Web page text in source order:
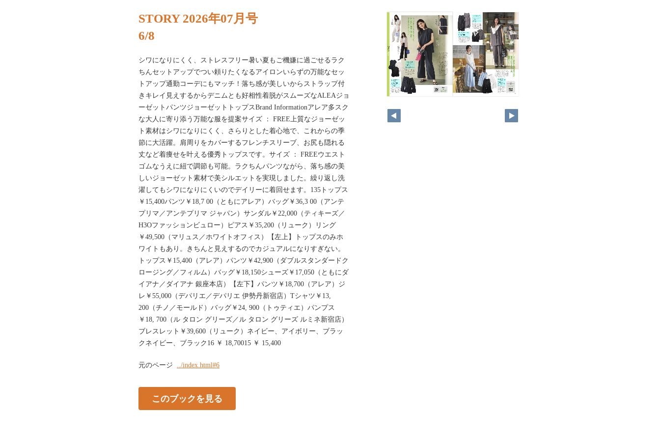
STORY 2026年07月号
6/8
シワになりにくく、ストレスフリー暑い夏もご機嫌に過ごせるラク
ちんセットアップでつい頼りたくなるアイロンいらずの万能なセッ
トアップ通勤コーデにもマッチ！落ち感が美しいからストラップ付
きキレイ見えするからデニムとも好相性着脱がスムーズなALEAジョ
ーゼットパンツジョーゼットトップスBrand Informationアレア多スク
な大人に寄り添う万能な服を提案サイズ ： FREE上質なジョーゼッ
ト素材はシワになりにくく、さらりとした着心地で、これからの季
節に大活躍。肩周りをカバーするフレンチスリーブ、お尻も隠れる
丈など着痩せを叶える優秀トップスです。サイズ ： FREEウエスト
ゴムなうえに紐で調節も可能。ラクちんパンツながら、落ち感の美
しいジョーゼット素材で美シルエットを実現しました。繰り返し洗
濯してもシワになりにくいのでデイリーに着回せます。135トップス
￥15,400パンツ￥18,7 00（ともにアレア）バッグ￥36,3 00（アンテ
プリマ／アンテプリマ ジャパン）サンダル￥22,000（ティキーズ／
H3Oファッションビュロー）ピアス￥35,200（リューク）リング
￥49,500（マリュス／ホワイトオフィス）【左上】トップスのみホ
ワイトもあり。きちんと見えするのでカジュアルになりすぎない。
トップス￥15,400（アレア）パンツ￥42,900（ダブルスタンダードク
ロージング／フィルム）バッグ￥18,150シューズ￥17,050（ともにダ
イアナ／ダイアナ 銀座本店）【左下】パンツ￥18,700（アレア）ジ
レ￥55,000（デパリエ／デパリエ 伊勢丹新宿店）Tシャツ￥13,
200（チノ／モールド）バッグ￥24, 900（トゥティエ）パンプス
￥18, 700（ル タロン グリーズ／ル タロン グリーズ ルミネ新宿店）
ブレスレット￥39,600（リューク）ネイビー、アイボリー、ブラッ
クネイビー、ブラック16 ￥ 18,70015 ￥ 15,400
元のページ ../index.html#6
このブックを見る